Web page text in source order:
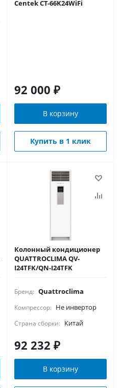
Centek CT-66K24WiFi
92 000 ₽
В корзину
Купить в 1 клик
Колонный кондиционер
QUATTROCLIMA QV-
I24TFK/QN-I24TFK
Бренд: Quattroclima
Компрессор: Не инвертор
Страна сборки: Китай
92 232 ₽
В корзину